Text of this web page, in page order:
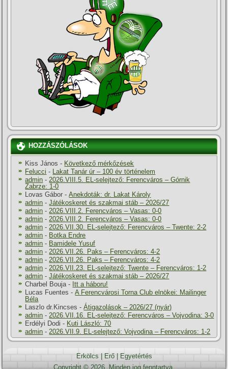
HOZZÁSZÓLÁSOK
Kiss János - Következő mérkőzések
Felucci -
Lakat Tanár úr – 100 év történelem
admin - 2026.VIII.5. EL-selejtező: Ferencváros – Górnik
Zabrze: 1-0
Lovas Gábor -Anekdoták: dr. Lakat Károly
admin -Játékoskeret és szakmai stáb – 2026/27
admin - 2026.VIII.2. Ferencváros – Vasas: 0-0
admin - 2026.VIII.2. Ferencváros – Vasas: 0-0
admin - 2026.VII.30. EL-selejtező: Ferencváros – Twente: 2-2
admin - Botka Endre
admin - Bamidele Yusuf
admin - 2026.VII.26. Paks – Ferencváros: 4-2
admin - 2026.VII.26. Paks – Ferencváros: 4-2
admin - 2026.VII.23. EL-selejtező: Twente – Ferencváros: 1-2
admin -Játékoskeret és szakmai stáb – 2026/27
Charbel Bouja - Itt a háboru!
Lucas Fuentes -A Ferencvárosi Torna Club elnökei: Mailinger
Béla
Laszlo dr.Kincses -Átigazolások – 2026/27 (nyár)
admin - 2026.VII.16. EL-selejtező: Ferencváros – Vojvodina: 3-0
Erdélyi Dodi - Kuti László: 70
admin - 2026.VII.9. EL-selejtező: Vojvodina – Ferencváros: 1-2
Erkölcs Erő|
Egyetértés
Copyright © 2026. Minden jog fenntartva.